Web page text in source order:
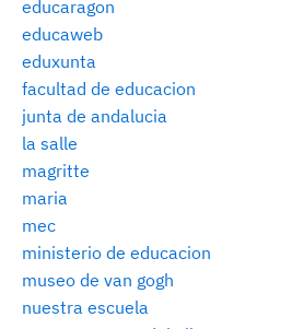
educaragon
educaweb
eduxunta
facultad de educacion
junta de andalucia
la salle
magritte
maria
mec
ministerio de educacion
museo de van gogh
nuestra escuela